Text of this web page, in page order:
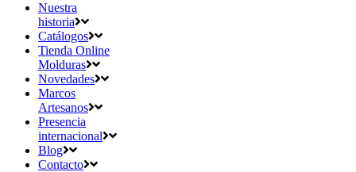
Nuestra
historia
Catálogos
Tienda Online
Molduras
Novedades
Marcos
Artesanos
Presencia
internacional
Blog
Contacto